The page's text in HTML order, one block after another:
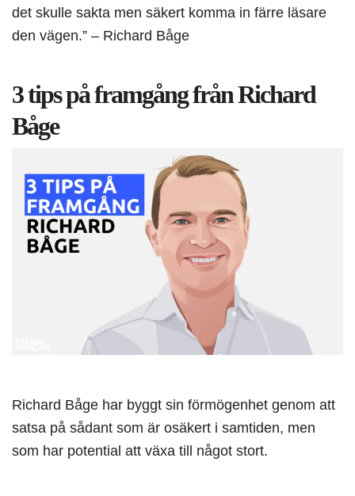
det skulle sakta men säkert komma in färre läsare
den vägen.” – Richard Båge
3 tips på framgång från Richard
Båge
Richard Båge har byggt sin förmögenhet genom att
satsa på sådant som är osäkert i samtiden, men
som har potential att växa till något stort.